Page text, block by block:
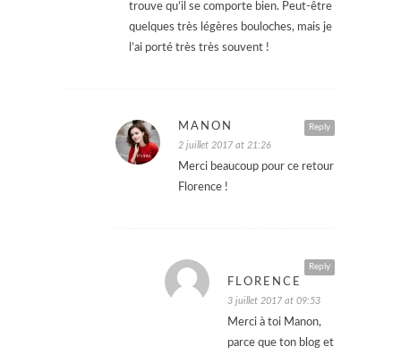
trouve qu’il se comporte bien. Peut-être
quelques très légères bouloches, mais je
l’ai porté très très souvent !
Reply
MANON
2 juillet 2017 at 21:26
Merci beaucoup pour ce retour
Florence !
Reply
FLORENCE
3 juillet 2017 at 09:53
Merci à toi Manon,
parce que ton blog et